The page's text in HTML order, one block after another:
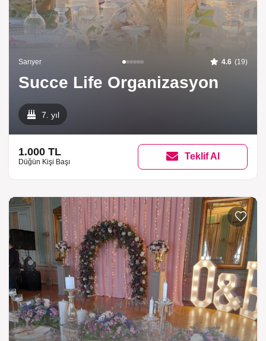
Sarıyer 4.6 (19)
Succe Life Organizasyon
7. yıl
1.000 TL
Düğün Kişi Başı
Teklif Al
Listeme